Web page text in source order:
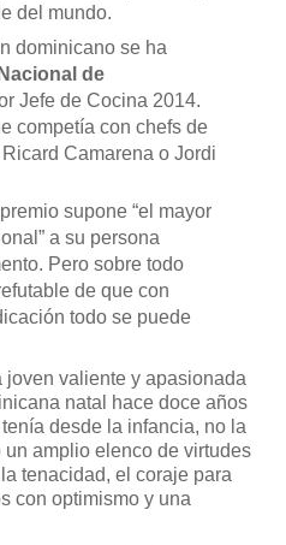
del mundo.
dominicano se ha
de
Jefe de Cocina 2014.
competía con chefs de
Camarena o Jordi
supone “el mayor
a su persona
Pero sobre todo
de que con
todo se puede
joven valiente y apasionada
natal hace doce años
desde la infancia, no la
amplio elenco de virtudes
tenacidad, el coraje para
con optimismo y una